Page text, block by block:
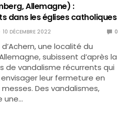
Allemagne) :
dans les églises catholiques
10 DÉCEMBRE 2022 0
une localité du
subissent d’après la
de vandalisme récurrents qui
leur fermeture en
Des vandalismes,
une…